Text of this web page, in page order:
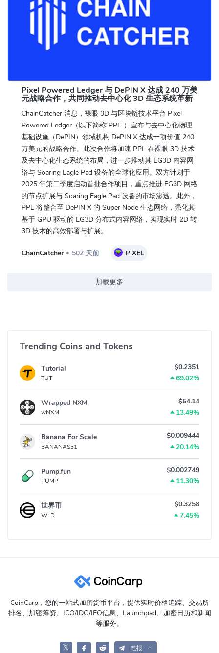
Pixel Powered Ledger 与 DePIN X 达成 240 万美
元战略合作，共同推动去中心化 3D 生态系统革新
ChainCatcher 消息，裸眼 3D 与区块链技术平台 Pixel
Powered Ledger（以下简称“PPL”）宣布与去中心化物理
基础设施（DePIN）领域机构 DePIN X 达成一项价值 240
万美元的战略合作。此次合作将加速 PPL 在裸眼 3D 技术
及去中心化生态系统的布局，进一步推动其 EG3D 内容网
络与 Soaring Eagle Pad 设备的全球化应用。双方计划于
2025 年第二季度启动首批合作项目，重点推进 EG3D 网络
的节点扩展与 Soaring Eagle Pad 设备的市场渗透。此外，
PPL 将整合至 DePIN X 的 Super Node 生态网络，强化其
基于 GPU 驱动的 EG3D 分布式内容网络，实现实时 2D 转
3D 技术的高效部署与扩展。
ChainCatcher 502 天前 PIXEL
加载更多
Trending Coins and Tokens
Tutorial
TUT
$0.2351
69.02%
Wrapped NXM
wNXM
$54.14
13.49%
Banana For Scale
BANANAS31
$0.009444
20.14%
Pump.fun
PUMP
$0.002749
11.30%
世界币
WLD
$0.3258
7.45%
CoinCarp，您的一站式加密货币平台，提供实时价格追踪、交易所
排名、加密筹资、ICO/IDO/IEO信息、Launchpad、加密日历和新闻
等服务。
𝕏 电报